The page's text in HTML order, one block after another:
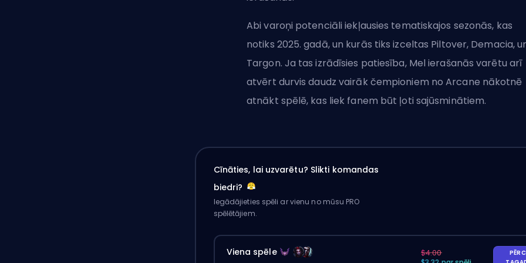
Abi varoņi potenciāli iekļausies tematiskajos sezonās, kas
notiks 2025. gadā, un kurās tiks izceltas Piltover, Demacia,
Targon. Ja tas izrādīsies patiesība, Mel ierašanās varētu arī
atvērt durvis daudz vairāk čempioniem no Arcane nākotnē
atnākt spēlē, kas liek fanem būt ļoti sajūsminātiem.
Cīnāties, lai uzvarētu? Slikti komandas
biedri?
Iegādājieties spēli ar vienu no mūsu PRO
spēlētājiem.
Viena spēle
$4.00
PĒRC